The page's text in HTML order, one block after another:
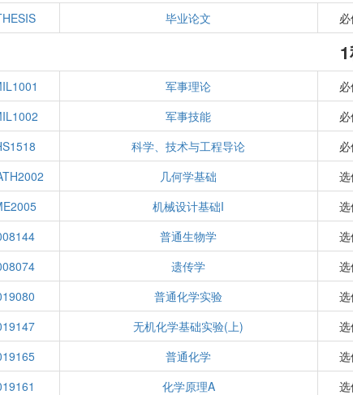
毕业论文
军事理论
军事技能
科学、技术与工程导论
几何学基础
机械设计基础I
普通生物学
遗传学
普通化学实验
无机化学基础实验(上)
普通化学
化学原理A